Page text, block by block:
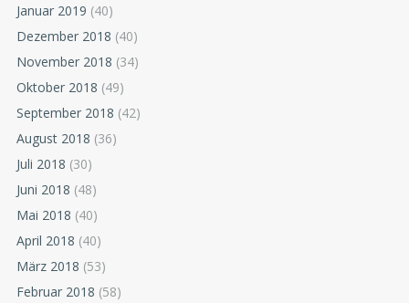
Januar 2019 (40)
Dezember 2018 (40)
November 2018 (34)
Oktober 2018 (49)
September 2018 (42)
August 2018 (36)
Juli 2018 (30)
Juni 2018 (48)
Mai 2018 (40)
April 2018 (40)
März 2018 (53)
Februar 2018 (58)